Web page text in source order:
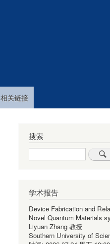
相关链接
搜索
Search
学术报告
Device Fabrication and
Novel Quantum Materials
Liyuan Zhang 教授
Southern University of